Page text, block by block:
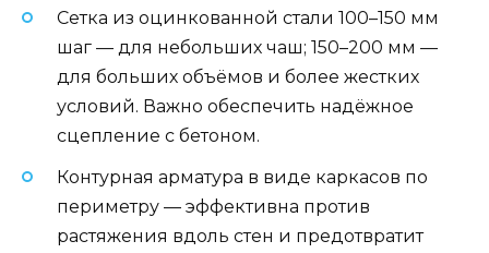
Сетка из оцинкованной стали 100–150 мм
шаг — для небольших чаш; 150–200 мм —
для больших объёмов и более жестких
условий. Важно обеспечить надёжное
сцепление с бетоном.
Контурная арматура в виде каркасов по
периметру — эффективна против
растяжения вдоль стен и предотвратит